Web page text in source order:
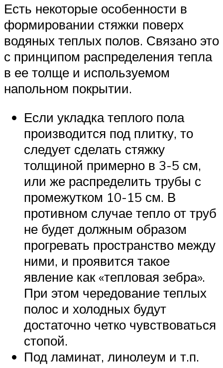
Есть некоторые особенности в
формировании стяжки поверх
водяных теплых полов. Связано это
с принципом распределения тепла
в ее толще и используемом
напольном покрытии.
Если укладка теплого пола
производится под плитку, то
следует сделать стяжку
толщиной примерно в 3-5 см,
или же распределить трубы с
промежутком 10-15 см. В
противном случае тепло от труб
не будет должным образом
прогревать пространство между
ними, и проявится такое
явление как «тепловая зебра».
При этом чередование теплых
полос и холодных будут
достаточно четко чувствоваться
стопой.
Под ламинат, линолеум и т.п.